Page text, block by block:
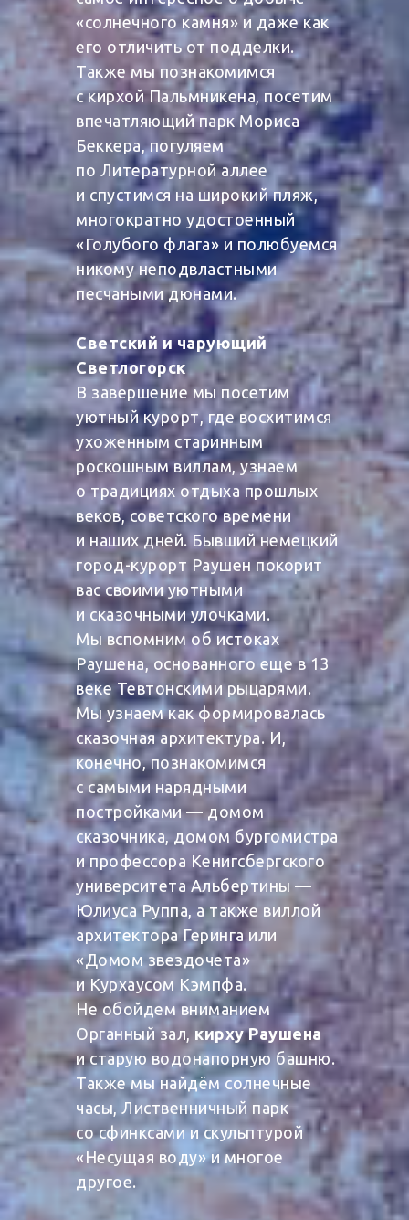
«солнечного камня» и даже как
его отличить от подделки.
Также мы познакомимся
с кирхой Пальмникена, посетим
впечатляющий парк Мориса
Беккера, погуляем
по Литературной аллее
и спустимся на широкий пляж,
многократно удостоенный
«Голубого флага» и полюбуемся
никому неподвластными
песчаными дюнами.
Светский и чарующий
Светлогорск
В завершение мы посетим
уютный курорт, где восхитимся
ухоженным старинным
роскошным виллам, узнаем
о традициях отдыха прошлых
веков, советского времени
и наших дней. Бывший немецкий
город-курорт Раушен покорит
вас своими уютными
и сказочными улочками.
Мы вспомним об истоках
Раушена, основанного еще в 13
веке Тевтонскими рыцарями.
Мы узнаем как формировалась
сказочная архитектура. И,
конечно, познакомимся
с самыми нарядными
постройками — домом
сказочника, домом бургомистра
и профессора Кенигсбергского
университета Альбертины —
Юлиуса Руппа, а также виллой
архитектора Геринга или
«Домом звездочета»
и Курхаусом Кэмпфа.
Не обойдем вниманием
Органный зал, кирху Раушена
и старую водонапорную башню.
Также мы найдём солнечные
часы, Лиственничный парк
со сфинксами и скульптурой
«Несущая воду» и многое
другое.